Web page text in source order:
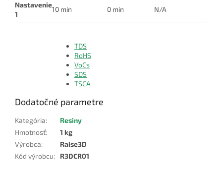
Nastavenie
1
10 min 0 min N/A
TDS
RoHS
VoCs
SDS
TSCA
Dodatočné parametre
Kategória:
Resiny
Hmotnosť:
1 kg
Výrobca:
Raise3D
Kód výrobcu: R3DCR01